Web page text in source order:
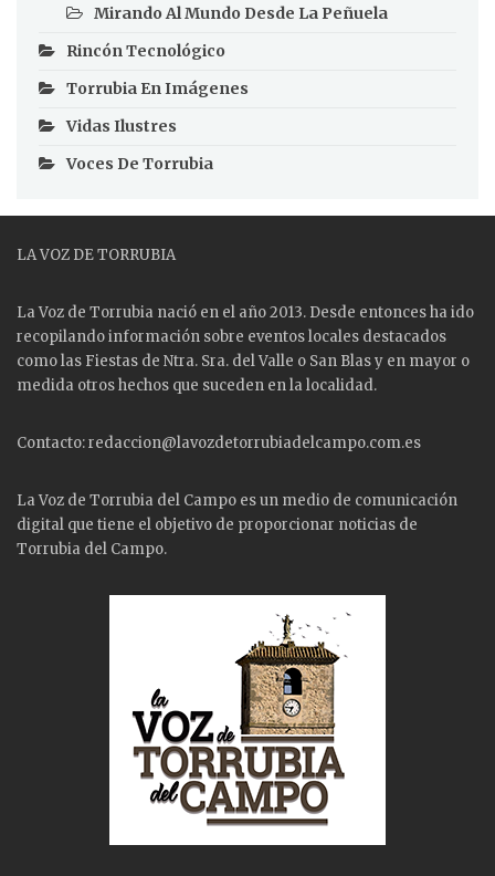
Mirando Al Mundo Desde La Peñuela
Rincón Tecnológico
Torrubia En Imágenes
Vidas Ilustres
Voces De Torrubia
LA VOZ DE TORRUBIA
La Voz de Torrubia nació en el año 2013. Desde entonces ha ido
recopilando información sobre eventos locales destacados
como las Fiestas de Ntra. Sra. del Valle o San Blas y en mayor o
medida otros hechos que suceden en la localidad.
Contacto: redaccion@lavozdetorrubiadelcampo.com.es
La Voz de Torrubia del Campo es un medio de comunicación
digital que tiene el objetivo de proporcionar noticias de
Torrubia del Campo.